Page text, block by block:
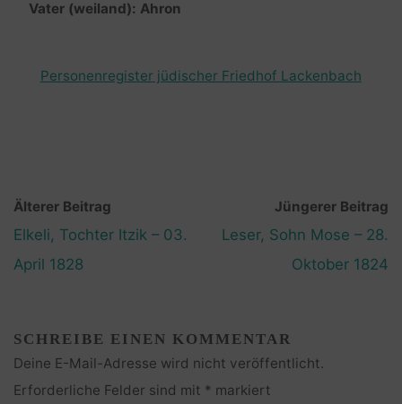
Vater (weiland): Ahron
Personenregister jüdischer Friedhof Lackenbach
Älterer Beitrag
Elkeli, Tochter Itzik – 03.
April 1828
Jüngerer Beitrag
Leser, Sohn Mose – 28.
Oktober 1824
SCHREIBE EINEN KOMMENTAR
Deine E-Mail-Adresse wird nicht veröffentlicht.
Erforderliche Felder sind mit * markiert